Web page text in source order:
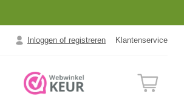
Inloggen of registreren Klantenservice